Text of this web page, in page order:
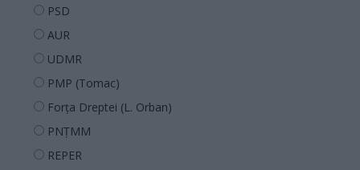
PSD
AUR
UDMR
PMP (Tomac)
Forța Dreptei (L. Orban)
PNȚMM
REPER